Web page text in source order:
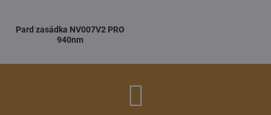
Pard zasádka NV007V2 PRO
940nm